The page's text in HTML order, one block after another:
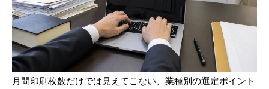
月間印刷枚数だけでは見えてこない、業種別の選定ポイント